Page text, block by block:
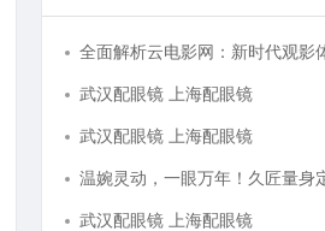
武汉配眼镜 上海配眼镜
武汉配眼镜 上海配眼镜
武汉配眼镜 上海配眼镜